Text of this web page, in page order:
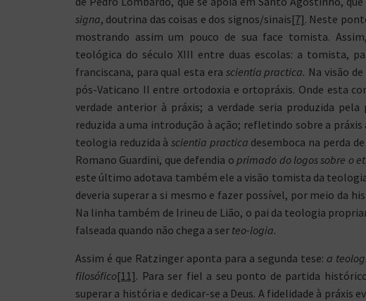
signa, doutrina das coisas e dos signos/sinais[7]. Neste
mostrando assim um pouco de sua face tomista.
teológica do século XIII entre duas escolas: a tomista,
franciscana, para qual esta era scientia practica. Na visão
pós-Vaticano II entre ortodoxia e ortopráxis. Onde esta
verdade anterior à práxis; a verdade seria produzida
reduzida a uma introdução à ação; refletindo sobre a
teologia reduzida àscientia practica desemboca na perda
Romano Guardini, que defendia oprimado do logos sobre o
este último adotava também ele a visão tomista da
deveria superar a si mesmo e fazer possível, por meio da
Na linha também de Irineu de Lião, o pai da teologia
falseada quando não chega a ser teo­-logia.
Assim é que Ratzinger aponta para a segunda tese: a
filosófico[11]. Para ser fiel a seu ponto de partida
superar a história e dedicar-se a Deus. A fidelidade à práxis